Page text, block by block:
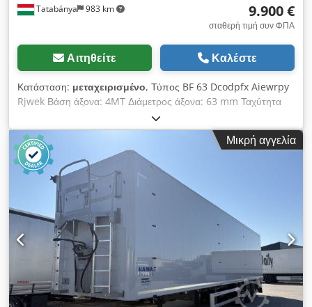
Tatabánya 983 km 9.900 €
σταθερή τιμή συν ΦΠΑ
Αιτηθείτε Καλέστε
Κατάσταση: μεταχειρισμένο, Τύπος BF 63 Dcodpfx Aiewrpy
Rjwek Βάση άξονα: 4MT Διάμετρος άξονα: 63 mm Ταχύτητα
άξονα: 8–1400 rpm Μέγεθος τραπεζιού: 900 x 710 mm
Διαδρομή διάτρησης: 560 mm Φόρτιση τραπεζιού: 2000 kg
Περιστρεφόμενο τραπέζι: 360 μοίρες
Μικρή αγγελία